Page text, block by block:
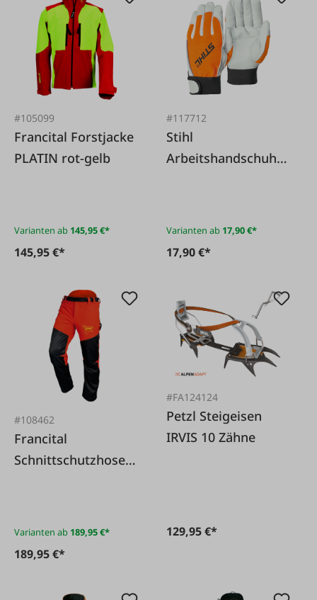
#105099
Francital Forstjacke
PLATIN rot-gelb
Varianten ab 145,95 €*
145,95 €*
#117712
Stihl
Arbeitshandschuh
Varianten ab 17,90 €*
17,90 €*
#108462
Francital
Schnittschutzhose
Varianten ab 189,95 €*
189,95 €*
#FA124124
Petzl Steigeisen
IRVIS 10 Zähne
129,95 €*